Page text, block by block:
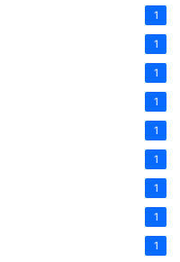
1
1
1
1
1
1
1
1
1